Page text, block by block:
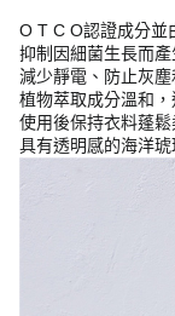
O T C O認證成分並
抑制因細菌生長而
減少靜電、防止灰
植物萃取成分溫和
使用後保持衣料蓬鬆
具有透明感的海洋